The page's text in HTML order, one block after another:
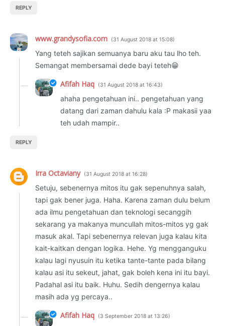
REPLY
www.grandysofia.com 31 August 2018 at 15:08
Yang teteh sajikan semuanya baru aku tau lho teh.
Semangat membersamai dede bayi teteh😁
REPLY
Afifah Haq 31 August 2018 at 16:43
ahaha pengetahuan ini.. pengetahuan yang
datang dari zaman dahulu kala :P makasii yaa
teh udah mampir..
Irra Octaviany 31 August 2018 at 16:28
Setuju, sebenernya mitos itu gak sepenuhnya salah,
tapi gak bener juga. Haha. Karena zaman dulu belum
ada ilmu pengetahuan dan teknologi secanggih
sekarang ya makanya muncullah mitos-mitos yg gak
masuk akal. Tapi sebenernya relevan juga kalau kita
kait-kaitkan dengan logika. Hehe. Yg mengganguku
kalau lagi nyusuin itu ketika tante-tante pada bilang
kalau asi itu sekeut, jahat, gak boleh kena ini itu bayi.
Padahal asi itu baik. Huhu. Sedih dengernya kalau
masih ada yg percaya..
Afifah Haq 3 September 2018 at 13:26